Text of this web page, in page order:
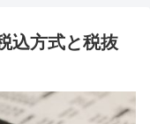
込方式と税抜